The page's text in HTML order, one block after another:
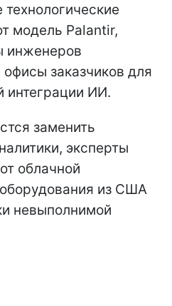
модель Palantir,
инженеров
заказчиков для
интеграции ИИ.
заменить
эксперты
облачной
из США
невыполнимой